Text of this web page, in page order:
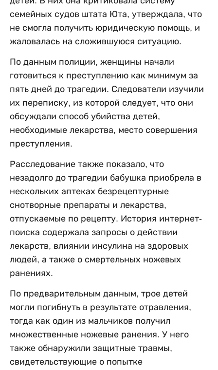
семейных судов штата Юта, утверждала, что
не смогла получить юридическую помощь, и
жаловалась на сложившуюся ситуацию.
По данным полиции, женщины начали
готовиться к преступлению как минимум за
пять дней до трагедии. Следователи изучили
их переписку, из которой следует, что они
обсуждали способ убийства детей,
необходимые лекарства, место совершения
преступления.
Расследование также показало, что
незадолго до трагедии бабушка приобрела в
нескольких аптеках безрецептурные
снотворные препараты и лекарства,
отпускаемые по рецепту. История интернет-
поиска содержала запросы о действии
лекарств, влиянии инсулина на здоровых
людей, а также о смертельных ножевых
ранениях.
По предварительным данным, трое детей
могли погибнуть в результате отравления,
тогда как один из мальчиков получил
множественные ножевые ранения. У него
также обнаружили защитные травмы,
свидетельствующие о попытке